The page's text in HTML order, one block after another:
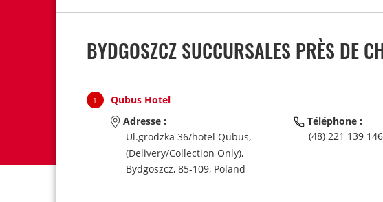
BYDGOSZCZ SUCCURSALES PRÈS DE
1 Qubus Hotel
Adresse :
Ul.grodzka 36/hotel Qubus,
(Delivery/Collection Only),
Bydgoszcz, 85-109, Poland
Téléphone :
(48) 221 139 146